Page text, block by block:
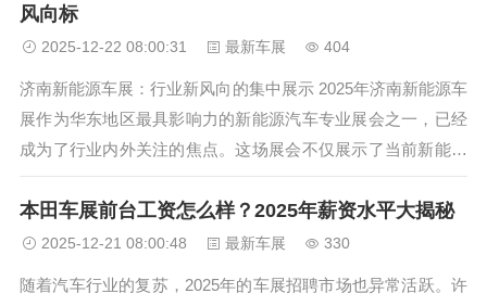
能。那么，海灵深圳车展...
风向标
2025-12-22 08:00:31 最新车展 404
济南新能源车展：行业新风向的集中展示 2025年济南新能源车
展作为华东地区最具影响力的新能源汽车专业展会之一，已经
成为了行业内外关注的焦点。这场展会不仅展示了当前新能源
汽车技术的最新成果，更反映了整个行业的发展趋势和市场动
向。与往年相比，今年的济南新能源车展规模空前，参展商数
量同比增长35%，...
本田车展前台工资怎么样？2025年薪资水平大揭秘
2025-12-21 08:00:48 最新车展 330
随着汽车行业的复苏，2025年的车展招聘市场也异常活跃。许